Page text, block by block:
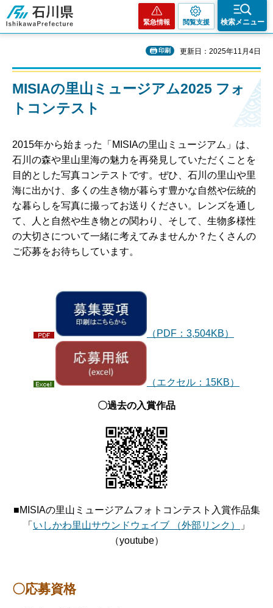
石川県
緊急情報 閲覧支援 検索メニュー
印刷 更新日：2025年11月4日
MISIAの里山ミュージアム2025 フォ
トコンテスト
2015年から始まった「MISIAの里山ミュージアム」は、
石川の森や里山里海の魅力を再発見していただくことを
目的とした写真コンテストです。ぜひ、石川の里山や里
海に出かけ、多くの生き物が暮らす豊かな自然や伝統的
な暮らしを写真に撮ってお送りください。レンズを通し
て、人と自然や生き物との関わり、そして、生物多様性
の大切さについて一緒に考えてみませんか？たくさんの
ご応募をお待ちしています。
（PDF：3,504KB）
（エクセル：15KB）
〇過去の入賞作品
■MISIAの里山ミュージアムフォトコンテスト入賞作品集
「 いしかわ里山サウンドウェイブ （外部リンク）
」
（youtube）
〇応募資格